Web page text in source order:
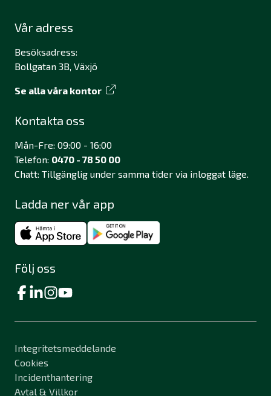
Vår adress
Besöksadress:
Bollgatan 3B, Växjö
Se alla våra kontor
Kontakta oss
Mån-Fre: 09:00 - 16:00
Telefon: 0470 - 78 50 00
Chatt: Tillgänglig under samma tider via inloggat läge.
Ladda ner vår app
Följ oss
Integritetsmeddelande
Cookies
Incidenthantering
Avtal & Villkor